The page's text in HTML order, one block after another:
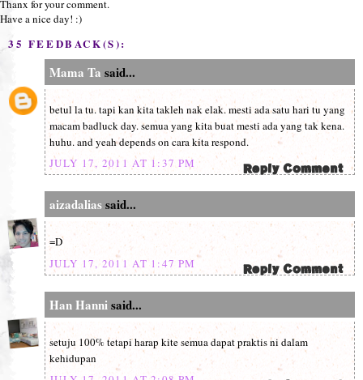
Thanx for your comment.
Have a nice day! :)
35 FEEDBACK(S):
Mama Ta said...
betul la tu. tapi kan kita takleh nak elak. mesti ada satu hari tu yang
macam badluck day. semua yang kita buat mesti ada yang tak kena.
huhu. and yeah depends on cara kita respond.
JULY 17, 2011 AT 1:37 PM
aizadaliassaid...
=D
JULY 17, 2011 AT 1:47 PM
Han Hannisaid...
setuju 100% tetapi harap kite semua dapat praktis ni dalam
kehidupan